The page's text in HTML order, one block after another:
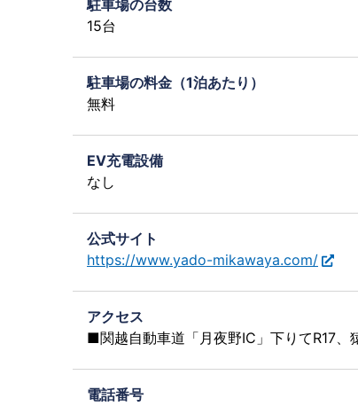
駐車場の台数
15台
駐車場の料金（1泊あたり）
無料
EV充電設備
なし
公式サイト
https://www.yado-mikawaya.com/
アクセス
■関越自動車道「月夜野IC」下りてR17、
電話番号